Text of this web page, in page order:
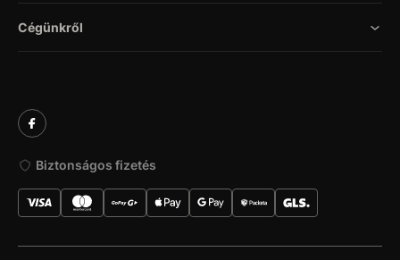
Cégünkről
Biztonságos fizetés